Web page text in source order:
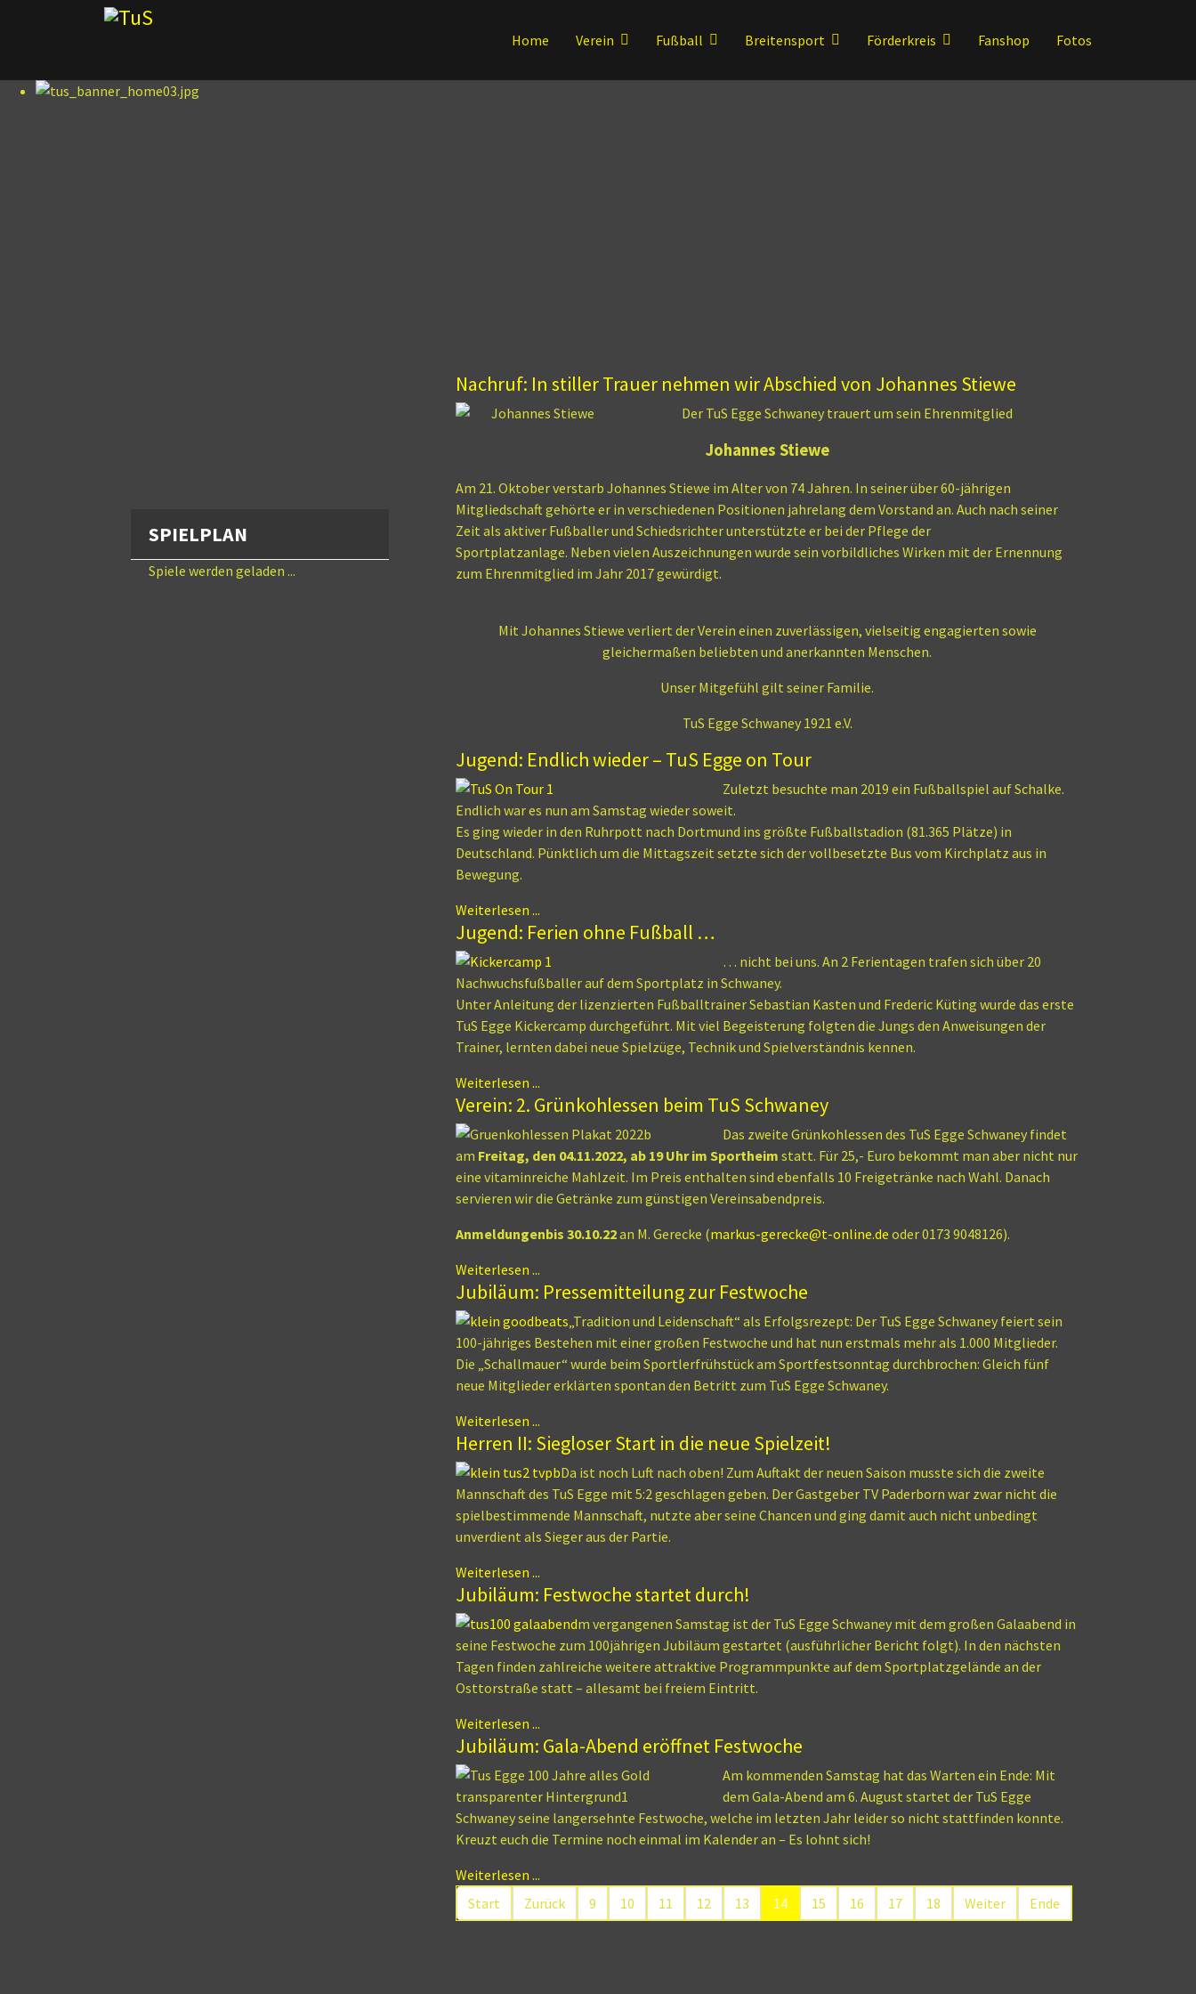
Home Verein Fußball Breitensport Förderkreis Fanshop Fotos
SPIELPLAN
Spiele werden geladen ...
Nachruf: In stiller Trauer nehmen wir Abschied von Johannes Stiewe
Der TuS Egge Schwaney trauert um sein Ehrenmitglied
Johannes Stiewe
Am 21. Oktober verstarb Johannes Stiewe im Alter von 74 Jahren. In seiner über 60-jährigen
Mitgliedschaft gehörte er in verschiedenen Positionen jahrelang dem Vorstand an. Auch nach seiner
Zeit als aktiver Fußballer und Schiedsrichter unterstützte er bei der Pflege der
Sportplatzanlage. Neben vielen Auszeichnungen wurde sein vorbildliches Wirken mit der Ernennung
zum Ehrenmitglied im Jahr 2017 gewürdigt.
Mit Johannes Stiewe verliert der Verein einen zuverlässigen, vielseitig engagierten sowie
gleichermaßen beliebten und anerkannten Menschen.
Unser Mitgefühl gilt seiner Familie.
TuS Egge Schwaney 1921 e.V.
Jugend: Endlich wieder – TuS Egge on Tour
Zuletzt besuchte man 2019 ein Fußballspiel auf Schalke.
Endlich war es nun am Samstag wieder soweit.
Es ging wieder in den Ruhrpott nach Dortmund ins größte Fußballstadion (81.365 Plätze) in
Deutschland. Pünktlich um die Mittagszeit setzte sich der vollbesetzte Bus vom Kirchplatz aus in
Bewegung.
Weiterlesen ...
Jugend: Ferien ohne Fußball …
… nicht bei uns. An 2 Ferientagen trafen sich über 20
Nachwuchsfußballer auf dem Sportplatz in Schwaney.
Unter Anleitung der lizenzierten Fußballtrainer Sebastian Kasten und Frederic Küting wurde das erste
TuS Egge Kickercamp durchgeführt. Mit viel Begeisterung folgten die Jungs den Anweisungen der
Trainer, lernten dabei neue Spielzüge, Technik und Spielverständnis kennen.
Weiterlesen ...
Verein: 2. Grünkohlessen beim TuS Schwaney
Das zweite Grünkohlessen des TuS Egge Schwaney findet
am Freitag, den 04.11.2022, ab 19 Uhr im Sportheim statt. Für 25,- Euro bekommt man aber nicht nur
eine vitaminreiche Mahlzeit. Im Preis enthalten sind ebenfalls 10 Freigetränke nach Wahl. Danach
servieren wir die Getränke zum günstigen Vereinsabendpreis.
Anmeldungenbis 30.10.22an M. Gerecke (markus-gerecke@t-online.de oder 0173 9048126).
Weiterlesen ...
Jubiläum: Pressemitteilung zur Festwoche
„Tradition und Leidenschaft“ als Erfolgsrezept: Der TuS Egge Schwaney feiert sein
100-jähriges Bestehen mit einer großen Festwoche und hat nun erstmals mehr als 1.000 Mitglieder.
Die „Schallmauer“ wurde beim Sportlerfrühstück am Sportfestsonntag durchbrochen: Gleich fünf
neue Mitglieder erklärten spontan den Betritt zum TuS Egge Schwaney.
Weiterlesen ...
Herren II: Siegloser Start in die neue Spielzeit!
Da ist noch Luft nach oben! Zum Auftakt der neuen Saison musste sich die zweite
Mannschaft des TuS Egge mit 5:2 geschlagen geben. Der Gastgeber TV Paderborn war zwar nicht die
spielbestimmende Mannschaft, nutzte aber seine Chancen und ging damit auch nicht unbedingt
unverdient als Sieger aus der Partie.
Weiterlesen ...
Jubiläum: Festwoche startet durch!
m vergangenen Samstag ist der TuS Egge Schwaney mit dem großen Galaabend in
seine Festwoche zum 100jährigen Jubiläum gestartet (ausführlicher Bericht folgt). In den nächsten
Tagen finden zahlreiche weitere attraktive Programmpunkte auf dem Sportplatzgelände an der
Osttorstraße statt – allesamt bei freiem Eintritt.
Weiterlesen ...
Jubiläum: Gala-Abend eröffnet Festwoche
Am kommenden Samstag hat das Warten ein Ende: Mit
dem Gala-Abend am 6. August startet der TuS Egge
Schwaney seine langersehnte Festwoche, welche im letzten Jahr leider so nicht stattfinden konnte.
Kreuzt euch die Termine noch einmal im Kalender an – Es lohnt sich!
Weiterlesen ...
Seite 14 von 29
Start Zurück 9 10 11 12 13 14 15 16 17 18 Weiter Ende